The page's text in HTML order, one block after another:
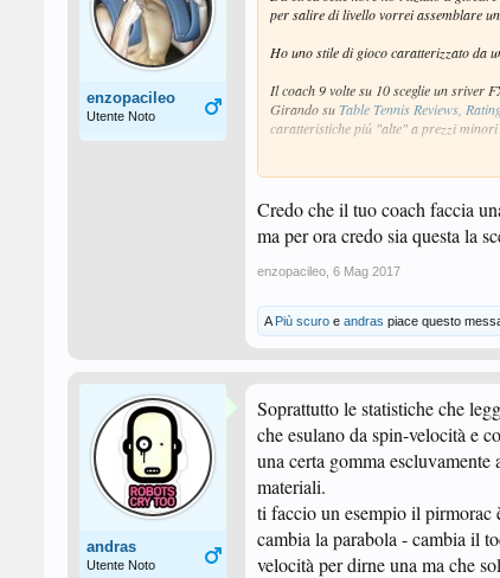
enzopacileo
Utente Noto
per salire di livello vorrei assemblare
Ho uno stile di gioco caratterizzato da
Il coach 9 volte su 10 sceglie un sriver
Girando suTable Tennis Reviews,
caratteristiche piú "alte" a prezzi
Avevo idea di assemblare una
Hurricane 3 neo (FH)
729 Focus 3 snipe
Credo che il tuo coach faccia
ma per ora credo sia questa la
enzopacileo 6 Mag 2017
A Più scuro e andras piace questo
andras
Utente Noto
Soprattutto le statistiche che
che esulano da spin-velocità e
una certa gomma
materiali.
ti faccio un esempio il pirmorac
cambia la parabola - cambia il
velocità per dirne una ma che